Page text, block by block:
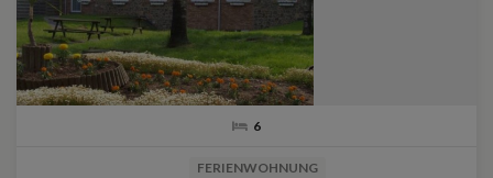
6
FERIENWOHNUNG